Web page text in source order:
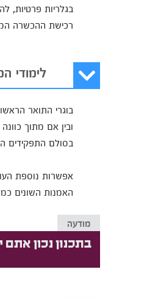
בגלריות פרטיות,
רכישת ההכשרה
לימודי
בוגרי התואר
ובין אם מתוך
בסולם התפקידים
אפשרות נוספת
האמנות השונים
מודעה